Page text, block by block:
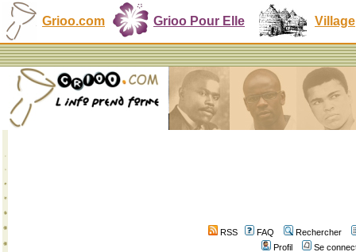
Grioo.com Grioo Pour Elle Village
RSS FAQ
Rechercher
Profil
Se